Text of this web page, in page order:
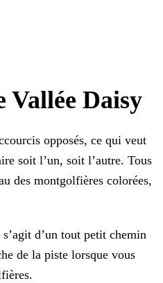
Vallée Daisy
opposés, ce qui veut
soit l’un, soit l’autre. Tous
des montgolfières colorées,
d’un tout petit chemin
de la piste lorsque vous